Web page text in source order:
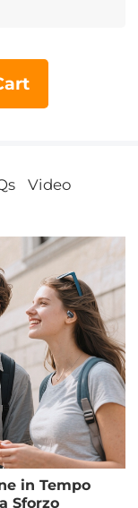
Video
in Tempo
Sforzo